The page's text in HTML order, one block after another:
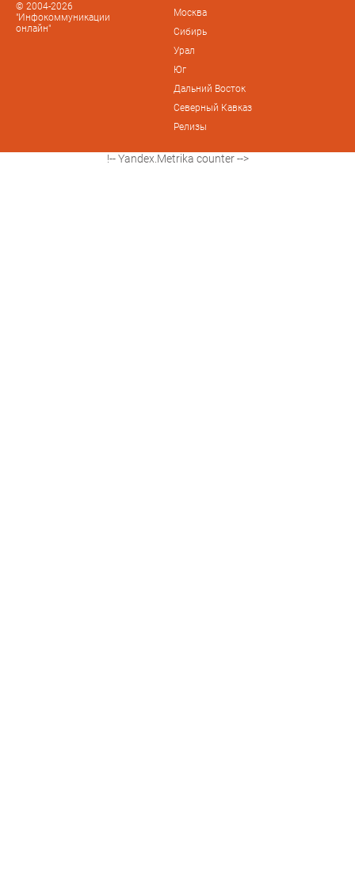
© 2004-2026
"Инфокоммуникации
онлайн"
Москва
Сибирь
Урал
Юг
Дальний Восток
Северный Кавказ
Релизы
!-- Yandex.Metrika counter -->